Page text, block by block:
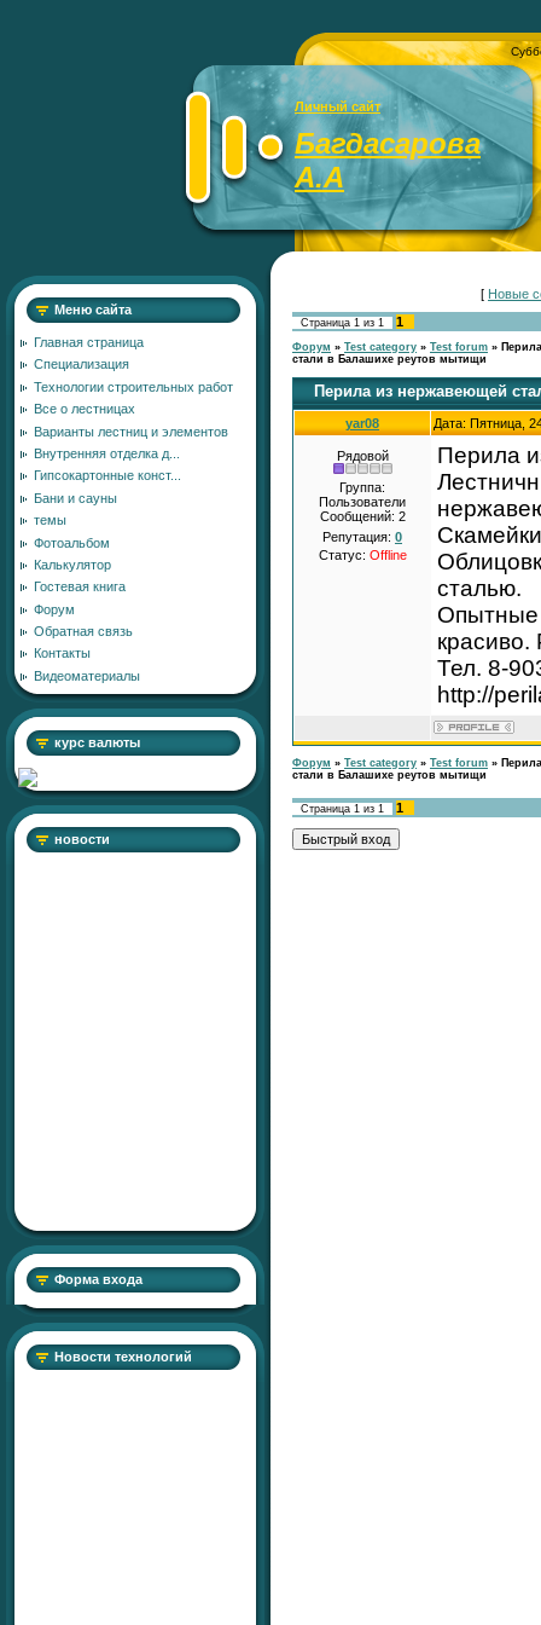
Личный сайт
Багдасарова
А.А
Меню сайта
Главная страница
Специализация
Технологии строительных работ
Все о лестницах
Варианты лестниц и элементов
Внутренняя отделка д...
Гипсокартонные конст...
Бани и сауны
темы
Фотоальбом
Калькулятор
Гостевая книга
Форум
Обратная связь
Контакты
Видеоматериалы
курс валюты
новости
Форма входа
Новости технологий
[ Новые
Страница 1 из 1 1
Форум » Test category » Test forum »
стали в Балашихе реутов мытищи
Перила из нержавеющей
yar08 Дата: Пятница,
Рядовой
Группа:
Пользователи
Сообщений: 2
Репутация: 0
Статус: Offline
Перила
сталью.
Опытные
красиво.
Тел. 8-
http://
Форум » Test category » Test forum »
стали в Балашихе реутов мытищи
Страница 1 из 1 1